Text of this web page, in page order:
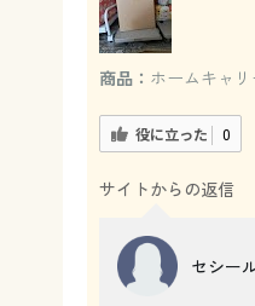
商品： ホームキャリ
役に立った 0
サイトからの返信
セシー